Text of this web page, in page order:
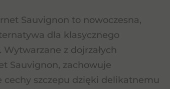
Sauvignon to nowoczesna,
dla klasycznego
z dojrzałych
Sauvignon, zachowuje
cechy szczepu dzięki delikatnemu